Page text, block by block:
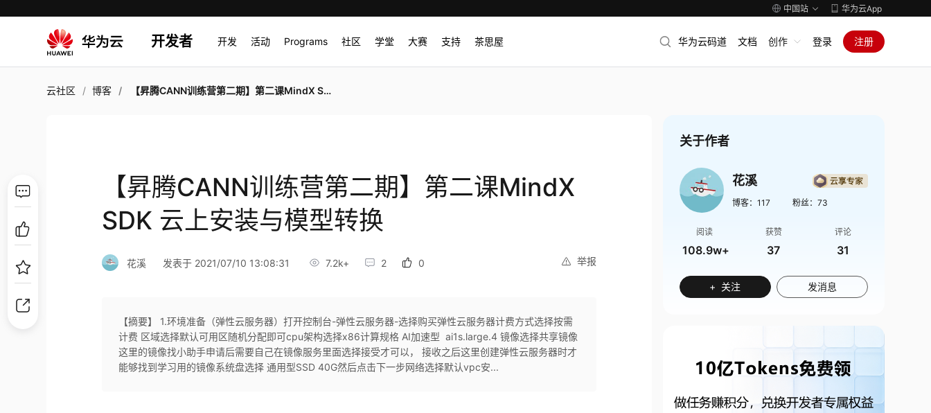
中国站 华为云App
开发者 开发 活动 Programs 社区 学堂 大赛 支持 茶思屋 华为云码道 文档 创作 登录 注册
云社区 博客 【昇腾CANN训练营第二期】第二课MindX SDK 云上安装与模型转换
【昇腾CANN训练营第二期】第二课MindX
SDK 云上安装与模型转换
举报
花溪 发表于 2021/07/10 13:08:31 7.2k+ 2 0
【摘要】 1.环境准备（弹性云服务器）打开控制台-弹性云服务器-选择购买弹性云服务器计费方式选择按需
计费 区域选择默认可用区随机分配即可cpu架构选择x86计算规格 AI加速型 ai1s.large.4 镜像选择共享镜像
这里的镜像找小助手申请后需要自己在镜像服务里面选择接受才可以， 接收之后这里创建弹性云服务器时才
能够找到学习用的镜像系统盘选择 通用型SSD 40G然后点击下一步网络选择默认vpc安...
关于作者
花溪
博客： 117 粉丝： 73
阅读
108.9w+
获赞
37
评论
31
+ 关注 发消息